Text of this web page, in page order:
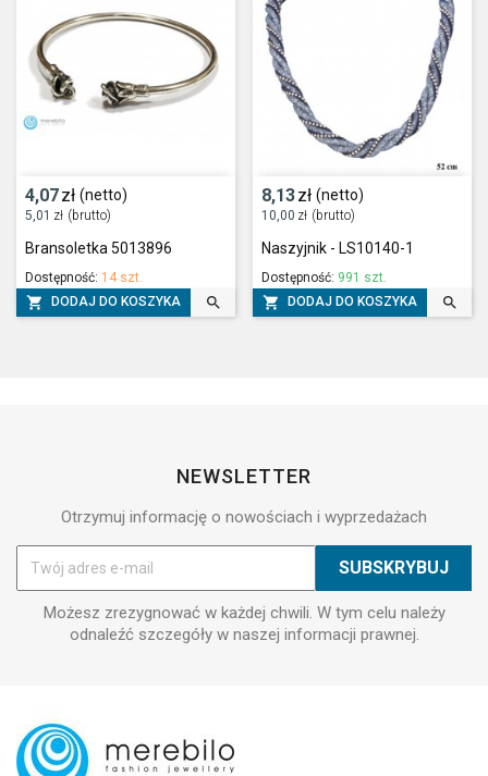
4,07zł (netto)
5,01 zł (brutto)
Bransoletka 5013896
Dostępność: 14 szt.
 DODAJ DO KOSZYKA 
8,13zł (netto)
10,00 zł (brutto)
Naszyjnik - LS10140-1
Dostępność: 991 szt.
 DODAJ DO KOSZYKA 
NEWSLETTER
Otrzymuj informację o nowościach i wyprzedażach
Możesz zrezygnować w każdej chwili. W tym celu należy
odnaleźć szczegóły w naszej informacji prawnej.